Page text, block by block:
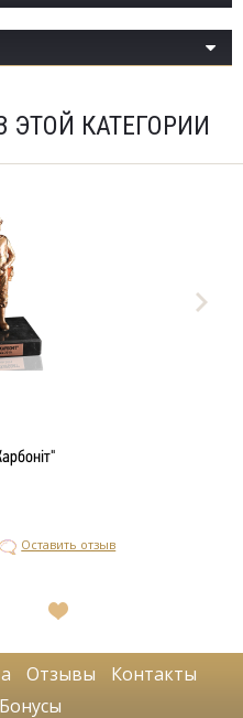
ЭТОЙ КАТЕГОРИИ
Оставить отзыв
желаний
Отзывы
Контакты
Бонусы